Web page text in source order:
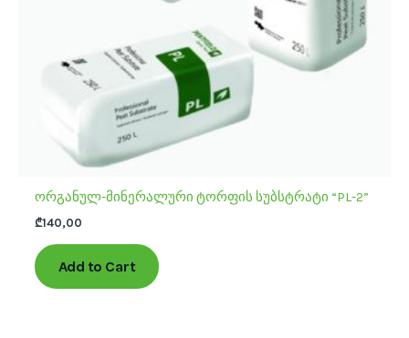
ორგანულ-მინერალური ტორფის სუბსტრატი “PL-2”
₾140,00
Add to Cart